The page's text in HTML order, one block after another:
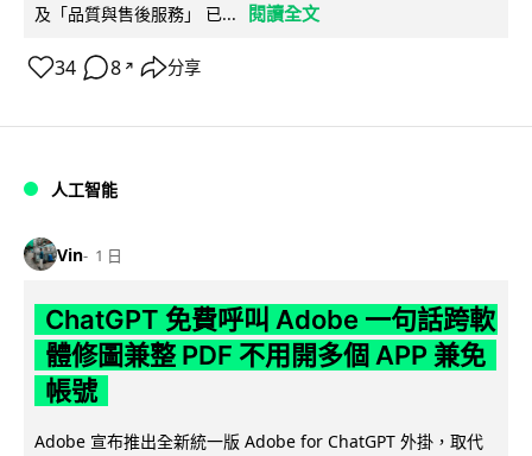
及「品質與售後服務」 已...
閱讀全文
34 8 ↗ 分享
人工智能
Vin 1 日
ChatGPT 免費呼叫 Adobe 一句話跨軟
體修圖兼整 PDF 不用開多個 APP 兼免
帳號
Adobe 宣布推出全新統一版 Adobe for ChatGPT 外掛，取代